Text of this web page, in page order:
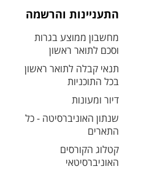
התעניינות והרשמה
מחשבון ממוצע בגרות
וסכם לתואר ראשון
תנאי קבלה לתואר ראשון
בכל התוכניות
דיור ומעונות
שנתון האוניברסיטה - כל
התארים
קטלוג הקורסים
האוניברסיטאי